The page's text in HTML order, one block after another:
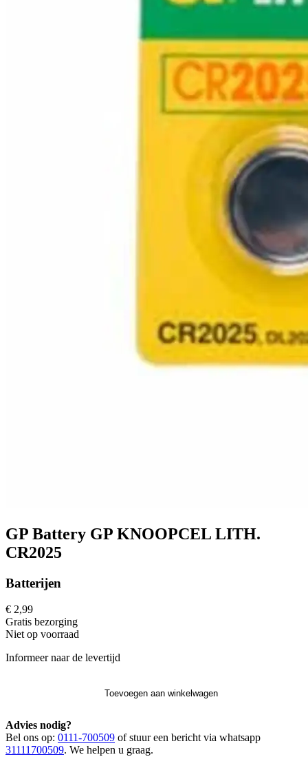
GP Battery GP KNOOPCEL LITH.
CR2025
Batterijen
€ 2,99
Gratis bezorging
Niet op voorraad
Informeer naar de levertijd
Toevoegen aan winkelwagen
Advies nodig?
Bel ons op: 0111-700509 of stuur een bericht via whatsapp
31111700509. We helpen u graag.